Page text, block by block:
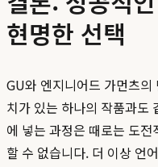
현명한 선택
GU와 엔지니어드 가먼츠
치가 있는 하나의 작품과도
에 넣는 과정은 때로는 도
할 수 없습니다. 더 이상 언